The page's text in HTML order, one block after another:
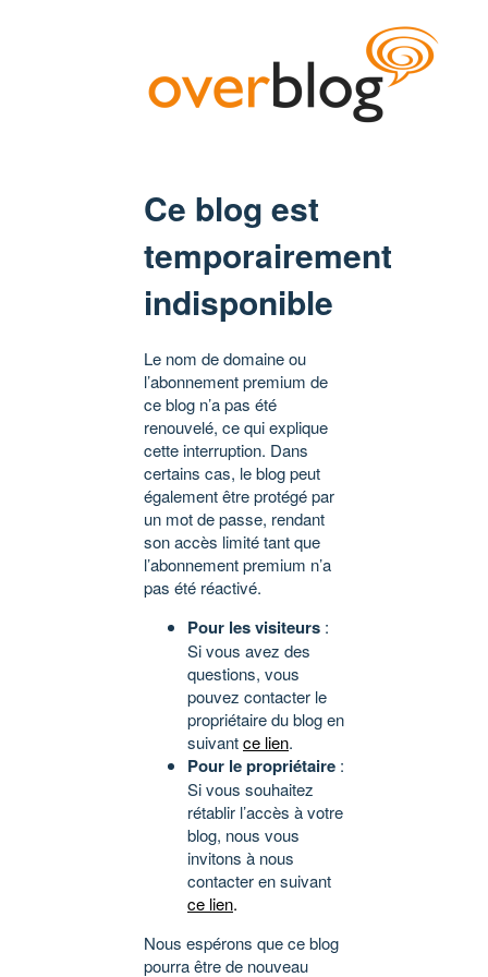
Ce blog est
temporairement
indisponible
Le nom de domaine ou
l’abonnement premium de
ce blog n’a pas été
renouvelé, ce qui explique
cette interruption. Dans
certains cas, le blog peut
également être protégé par
un mot de passe, rendant
son accès limité tant que
l’abonnement premium n’a
pas été réactivé.
Pour les visiteurs :
Si vous avez des
questions, vous
pouvez contacter le
propriétaire du blog en
suivantce lien.
Pour le propriétaire :
Si vous souhaitez
rétablir l’accès à votre
blog, nous vous
invitons à nous
contacter en suivant
ce lien.
Nous espérons que ce blog
pourra être de nouveau